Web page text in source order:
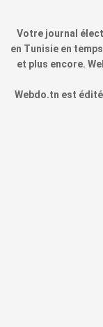
Votre journal
en Tunisie en
et plus encore.
Webdo.tn est édité